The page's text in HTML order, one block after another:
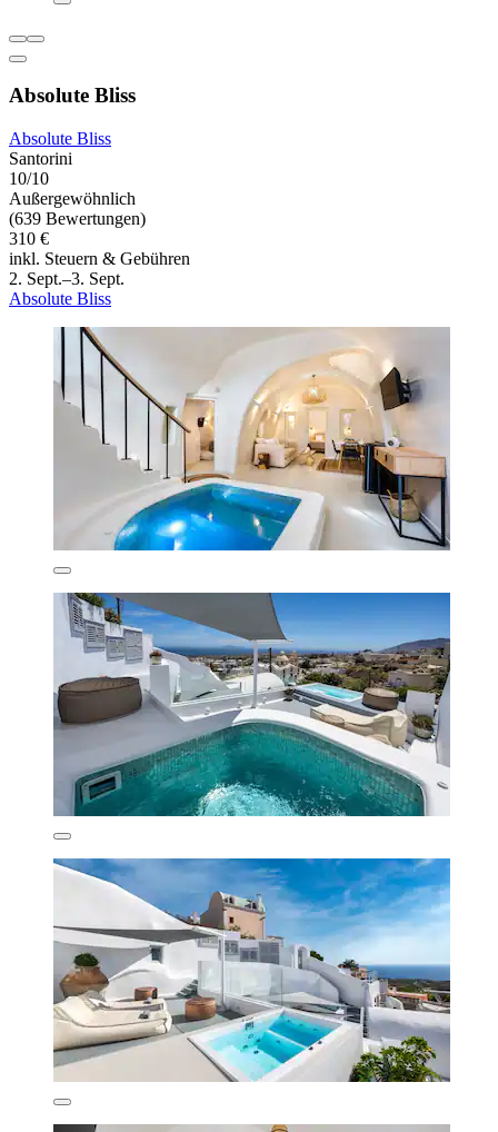
Absolute Bliss
Absolute Bliss
Santorini
10/10
Außergewöhnlich
(639 Bewertungen)
310 €
inkl. Steuern & Gebühren
2. Sept.–3. Sept.
Absolute Bliss